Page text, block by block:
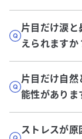
片目だけ涙と
えられますか
片目だけ自
能性がありま
ストレスが原